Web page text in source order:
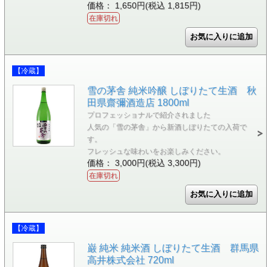
価格： 1,650円(税込 1,815円)
在庫切れ
【冷蔵】
雪の茅舎 純米吟醸 しぼりたて生酒 秋
田県齋彌酒造店 1800ml
プロフェッショナルで紹介されました
人気の「雪の茅舎」から新酒しぼりたての入荷で
す。
フレッシュな味わいをお楽しみください。
価格： 3,000円(税込 3,300円)
在庫切れ
【冷蔵】
巌 純米 純米酒 しぼりたて生酒 群馬県
高井株式会社 720ml